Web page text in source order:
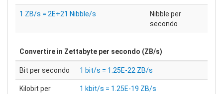
1 ZB/s = 2E+21 Nibble/s
Nibble per
secondo
Convertire in Zettabyte per secondo (ZB/s)
Bit per secondo 1 bit/s = 1.25E-22 ZB/s
Kilobit per
1 kbit/s = 1.25E-19 ZB/s